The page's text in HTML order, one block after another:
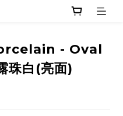
- Oval
珠白(亮面)